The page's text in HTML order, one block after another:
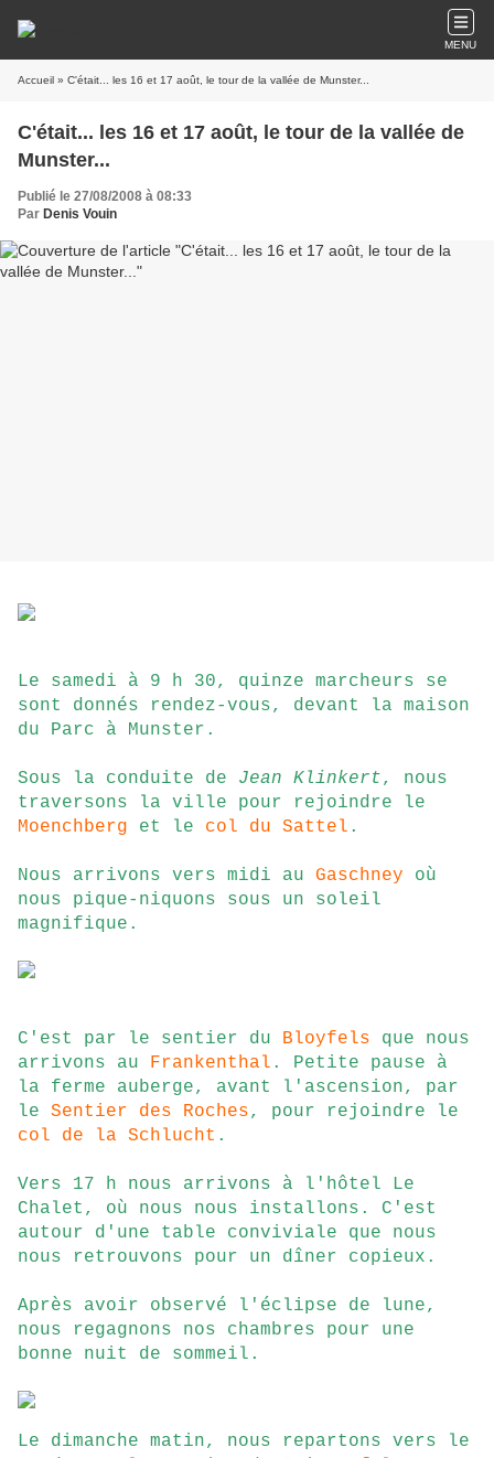
MENU
Accueil » C'était... les 16 et 17 août, le tour de la vallée de Munster...
C'était... les 16 et 17 août, le tour de la vallée de
Munster...
Publié le 27/08/2008 à 08:33
Par Denis Vouin
Le samedi à 9 h 30, quinze marcheurs se
sont donnés rendez-vous, devant la maison
du Parc à Munster.
Sous la conduite de Jean Klinkert, nous
traversons la ville pour rejoindre le
Moenchberg et le col du Sattel .
Nous arrivons vers midi au Gaschney où
nous pique-niquons sous un soleil
magnifique.
C'est par le sentier du Bloyfels que nous
arrivons au Frankenthal . Petite pause à
la ferme auberge, avant l'ascension, par
le Sentier des Roches, pour rejoindre le
col de la Schlucht .
Vers 17 h nous arrivons à l'hôtel Le
Chalet, où nous nous installons. C'est
autour d'une table conviviale que nous
nous retrouvons pour un dîner copieux.
Après avoir observé l'éclipse de lune,
nous regagnons nos chambres pour une
bonne nuit de sommeil.
Le dimanche matin, nous repartons vers le